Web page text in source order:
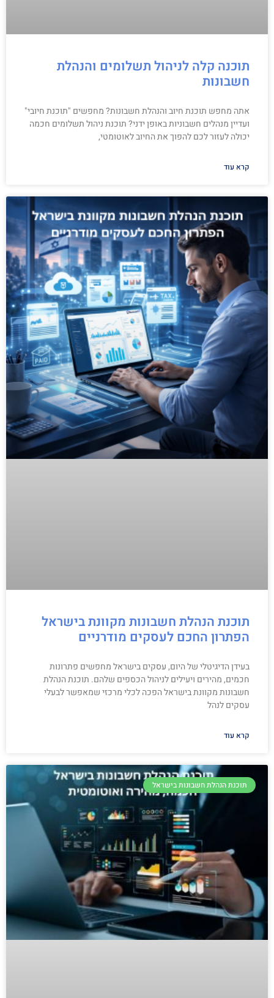
תוכנה קלה לניהול תשלומים והנהלת
חשבונות
אתה מחפש תוכנת חיוב והנהלת חשבונות? מחפשים "תוכנת חיובי"
ועדיין מנהלים חשבוניות באופן ידני? תוכנת ניהול תשלומים חכמה
יכולה לעזור לכם להפוך את החיוב לאוטומטי,
קרא עוד
תוכנת הנהלת חשבונות מקוונת בישראל
הפתרון החכם לעסקים מודרניים
בעידן הדיגיטלי של היום, עסקים בישראל מחפשים פתרונות
חכמים, מהירים ויעילים לניהול הכספים שלהם. תוכנת הנהלת
חשבונות מקוונת בישראל הפכה לכלי מרכזי שמאפשר לבעלי
עסקים לנהל
קרא עוד
תוכנת הנהלת חשבונות בישראל